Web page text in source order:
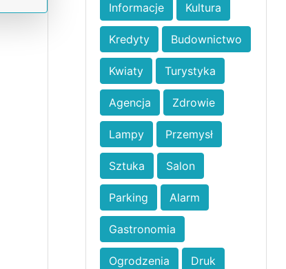
Informacje Kultura
Kredyty Budownictwo
Kwiaty Turystyka
Agencja Zdrowie
Lampy Przemysł
Sztuka Salon
Parking Alarm
Gastronomia
Ogrodzenia Druk